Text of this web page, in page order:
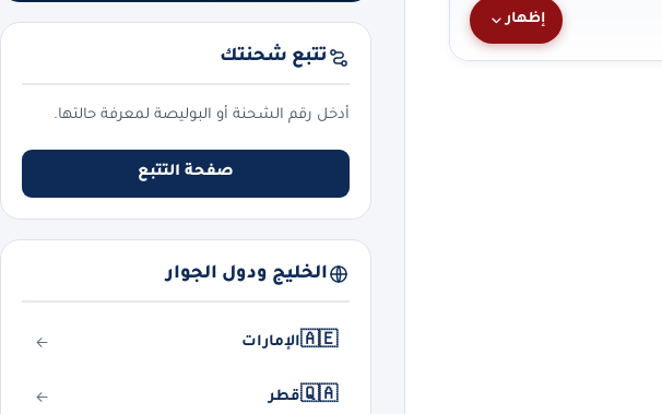
إظهار
تتبع شحنتك
أدخل رقم الشحنة أو البوليصة لمعرفة حالتها.
صفحة التتبع
الخليج ودول الجوار
🇦🇪الإمارات
🇶🇦قطر